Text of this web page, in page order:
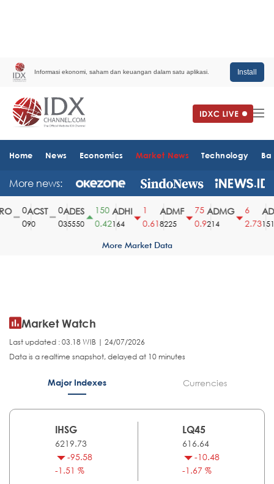
Informasi ekonomi, saham dan keuangan dalam satu aplikasi. Install
Home News Economics Market News Technology
More news:
ACST
90
ADES
35550
150
0.42
ADHI
164
0.61
ADMF
8225
75
0.9
ADMG
214
2.731510
More Market Data
Market Watch
Last updated : 03.18 WIB | 24/07/2026
Data is a realtime snapshot, delayed at 10 minutes
Major Indexes Currencies
IHSG
6219.73
-95.58
-1.51 %
LQ45
616.64
-10.48
-1.67 %